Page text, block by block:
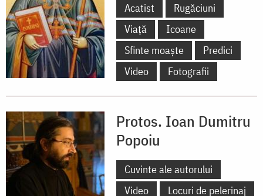
Acatist
Rugăciuni
Viață
Icoane
Sfinte moaște
Predici
Video
Fotografii
Protos. Ioan Dumitru
Popoiu
Cuvinte ale autorului
Video
Locuri de pelerinaj